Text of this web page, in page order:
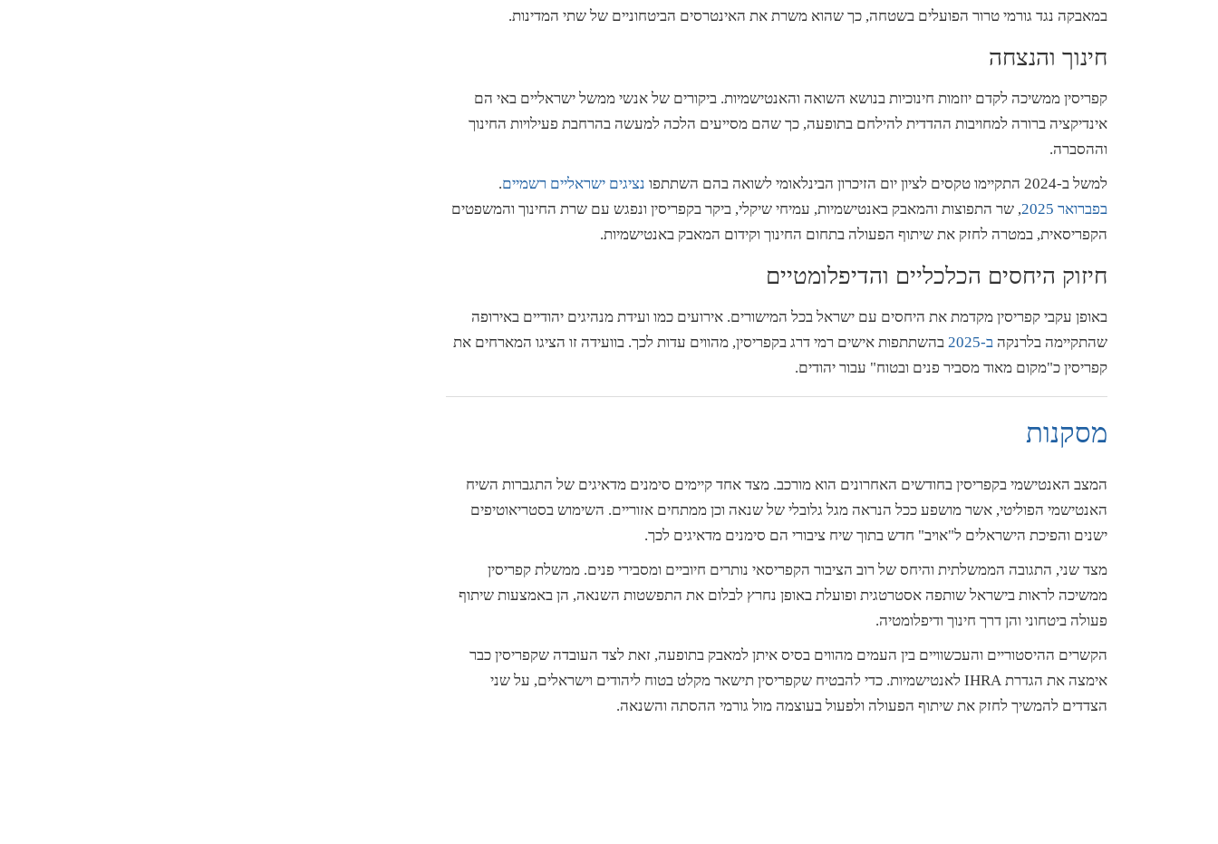
במאבקה נגד גורמי טרור הפועלים בשטחה, כך שהוא משרת את האינטרסים הביטחוניים של שתי המדינות.
חינוך והנצחה
קפריסין ממשיכה לקדם יוזמות חינוכיות בנושא השואה והאנטישמיות. ביקורים של אנשי ממשל ישראליים באי הם
אינדיקציה ברורה למחויבות ההדדית להילחם בתופעה, כך שהם מסייעים הלכה למעשה בהרחבת פעילויות החינוך
וההסברה.
למשל ב-2024 התקיימו טקסים לציון יום הזיכרון הבינלאומי לשואה בהם השתתפו
נציגים ישראליים רשמיים.
בפברואר
, שר התפוצות והמאבק באנטישמיות, עמיחי שיקלי, ביקר בקפריסין ונפגש עם שרת החינוך והמשפטים
הקפריסאית, במטרה לחזק את שיתוף הפעולה בתחום החינוך וקידום המאבק באנטישמיות.
חיזוק היחסים הכלכליים והדיפלומטיים
באופן עקבי קפריסין מקדמת את היחסים עם ישראל בכל המישורים. אירועים כמו ועידת מנהיגים יהודיים באירופה
שהתקיימה בלרנקה ב-2025
בהשתתפות אישים רמי דרג בקפריסין, מהווים עדות לכך. בוועידה זו הציגו המארחים את
קפריסין כ"מקום מאוד מסביר פנים ובטוח" עבור יהודים.
מסקנות
המצב האנטישמי בקפריסין בחודשים האחרונים הוא מורכב. מצד אחד קיימים סימנים מדאיגים של התגברות השיח
האנטישמי הפוליטי, אשר מושפע ככל הנראה מגל גלובלי של שנאה וכן ממתחים אזוריים. השימוש בסטריאוטיפים
ישנים והפיכת הישראלים ל"אויב" חדש בתוך שיח ציבורי הם סימנים מדאיגים לכך.
מצד שני, התגובה הממשלתית והיחס של רוב הציבור הקפריסאי נותרים חיוביים ומסבירי פנים. ממשלת קפריסין
ממשיכה לראות בישראל שותפה אסטרטגית ופועלת באופן נחרץ לבלום את התפשטות השנאה, הן באמצעות שיתוף
פעולה ביטחוני והן דרך חינוך ודיפלומטיה.
הקשרים ההיסטוריים והעכשוויים בין העמים מהווים בסיס איתן למאבק בתופעה, זאת לצד העובדה שקפריסין כבר
אימצה את הגדרת IHRA לאנטישמיות. כדי להבטיח שקפריסין תישאר מקלט בטוח ליהודים וישראלים, על שני
הצדדים להמשיך לחזק את שיתוף הפעולה ולפעול בעוצמה מול גורמי ההסתה והשנאה.